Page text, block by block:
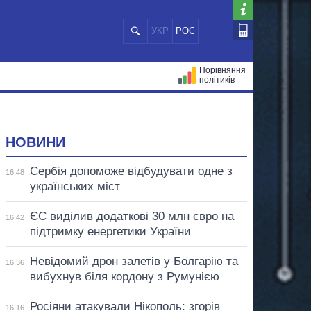
УКР РОС
Порівняння
політиків
НОВИНИ
16:48
Сербія допоможе відбудувати одне з
українських міст
16:42
ЄС виділив додаткові 30 млн євро на
підтримку енергетики України
16:36
Невідомий дрон залетів у Болгарію та
вибухнув біля кордону з Румунією
16:16
Росіяни атакували Нікополь: згорів